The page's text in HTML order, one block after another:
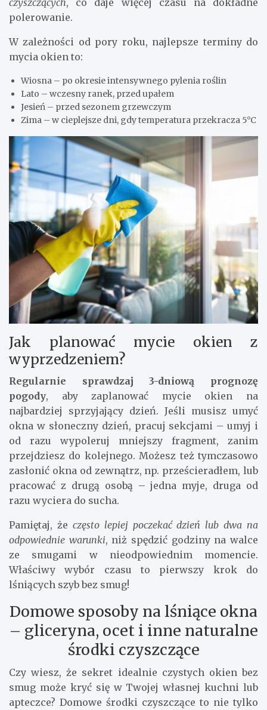
czyszczących, co daje więcej czasu na dokładne
polerowanie.
W zależności od pory roku, najlepsze terminy do
mycia okien to:
Wiosna – po okresie intensywnego pylenia roślin
Lato – wczesny ranek, przed upałem
Jesień – przed sezonem grzewczym
Zima – w cieplejsze dni, gdy temperatura przekracza 5°C
Jak planować mycie okien z
wyprzedzeniem?
Regularnie sprawdzaj 3-dniową prognozę
pogody, aby zaplanować mycie okien na
najbardziej sprzyjający dzień. Jeśli musisz umyć
okna w słoneczny dzień, pracuj sekcjami – umyj i
od razu wypoleruj mniejszy fragment, zanim
przejdziesz do kolejnego. Możesz też tymczasowo
zasłonić okna od zewnątrz, np. prześcieradłem, lub
pracować z drugą osobą – jedna myje, druga od
razu wyciera do sucha.
Pamiętaj, że często lepiej poczekać dzień lub dwa na
odpowiednie warunki, niż spędzić godziny na walce
ze smugami w nieodpowiednim momencie.
Właściwy wybór czasu to pierwszy krok do
lśniących szyb bez smug!
Domowe sposoby na lśniące okna
– gliceryna, ocet i inne naturalne
środki czyszczące
Czy wiesz, że sekret idealnie czystych okien bez
smug może kryć się w Twojej własnej kuchni lub
apteczce? Domowe środki czyszczące to nie tylko